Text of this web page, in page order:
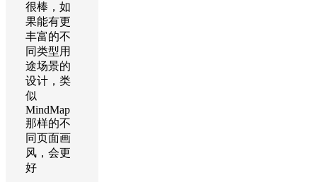
很棒，如
果能有更
丰富的不
同类型用
途场景的
设计，类
似
MindMap
那样的不
同页面画
风，会更
好